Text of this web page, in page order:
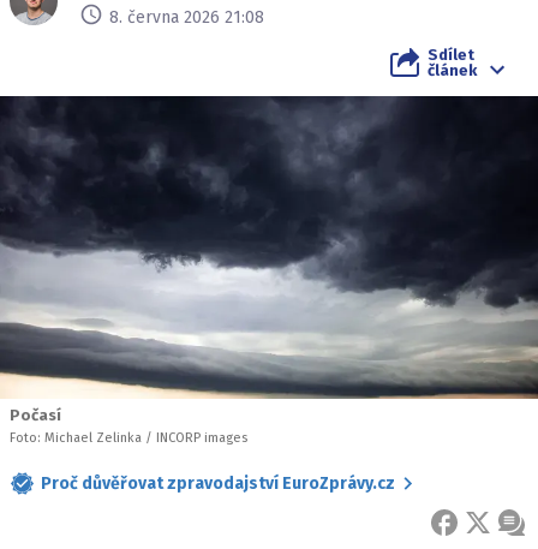
8. června 2026 21:08
Sdílet
článek
Počasí
Foto: Michael Zelinka / INCORP images
Proč důvěřovat zpravodajství EuroZprávy.cz
FACEBOOK
X